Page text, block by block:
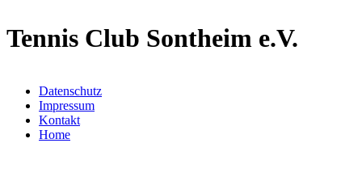
Tennis Club Sontheim e.V.
Datenschutz
Impressum
Kontakt
Home